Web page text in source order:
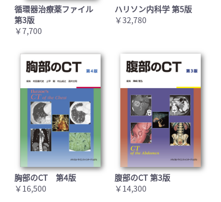
循環器治療薬ファイル
第3版
￥7,700
ハリソン内科学 第5版
￥32,780
胸部のCT 第4版
￥16,500
腹部のCT 第3版
￥14,300